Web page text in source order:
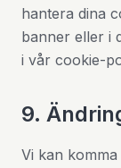
hantera dina
banner eller i
i vår cookie-
9.
Vi kan